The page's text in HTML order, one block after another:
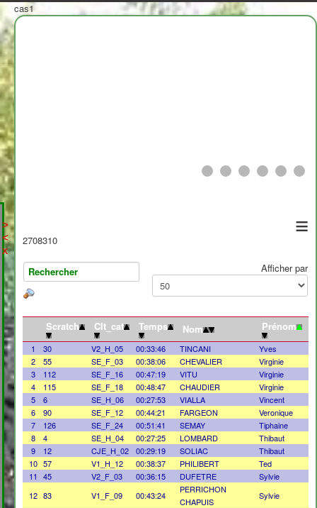
cas1
≡
2708310
Afficher par
Scratch Clt_cat Temps Nom Prénom
1 30 V2_H_05 00:33:46 TINCANI
Yves
2
55 SE_F_03 00:38:06 CHEVALIER
Virginie
3
112 SE_F_16 00:47:19 VITU
Virginie
4
115 SE_F_18 00:48:47 CHAUDIER
Virginie
5
6 SE_H_06 00:27:53 VIALLA
Vincent
6
90 SE_F_12 00:44:21 FARGEON
Veronique
7
126 SE_F_24 00:51:41 SEMAY
Tiphaine
8
4 SE_H_04 00:27:25 LOMBARD
Thibaut
9
12 CJE_H_02 00:29:19 SOLIAC
Thibaut
10 57 V1_H_12 00:38:37 PHILIBERT
Ted
11
45 V2_F_03 00:36:15 DUFETRE
Sylvie
12 83 V1_F_09 00:43:24
PERRICHON
CHAPUIS
Sylvie
>
<
x